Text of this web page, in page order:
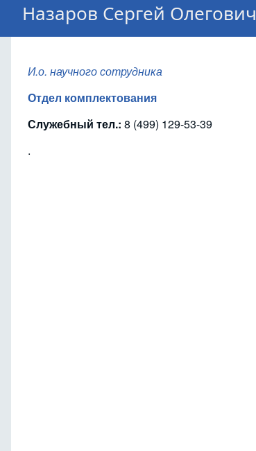
Назаров Сергей Олегович
И.о. научного сотрудника
Отдел комплектования
Служебный тел.: 8 (499) 129-53-39
.